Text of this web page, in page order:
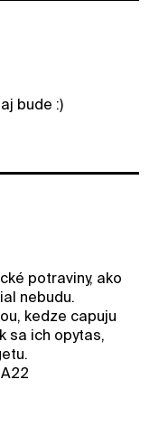
bude :)
potraviny, ako
nebudu.
kedze capuju
sa ich opytas,